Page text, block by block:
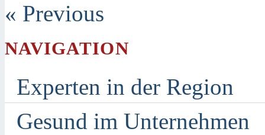
« Previous
NAVIGATION
Experten in der Region
Gesund im Unternehmen